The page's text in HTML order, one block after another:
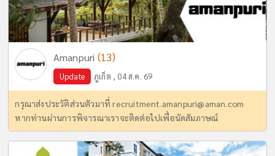
Amanpuri (13)
Update ภูเก็ต , 04 ส.ค. 69
กรุณาส่งประวัติส่วนตัวมาที่recruitment.amanpuri@aman.com
หากท่านผ่านการพิจารณาเราจะติดต่อไปเพื่อนัดสัมภาษณ์